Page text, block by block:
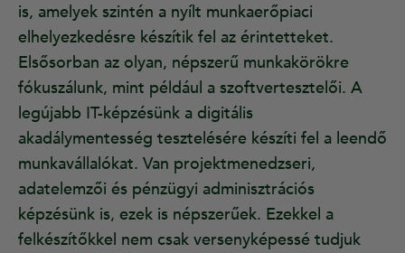
is, amelyek szintén a nyílt munkaerőpiaci
elhelyezkedésre készítik fel az érintetteket.
Elsősorban az olyan, népszerű munkakörökre
fókuszálunk, mint például a szoftvertesztelői. A
legújabb IT-képzésünk a digitális
akadálymentesség tesztelésére készíti fel a leendő
munkavállalókat. Van projektmenedzseri,
adatelemzői és pénzügyi adminisztrációs
képzésünk is, ezek is népszerűek. Ezekkel a
felkészítőkkel nem csak versenyképessé tudjuk